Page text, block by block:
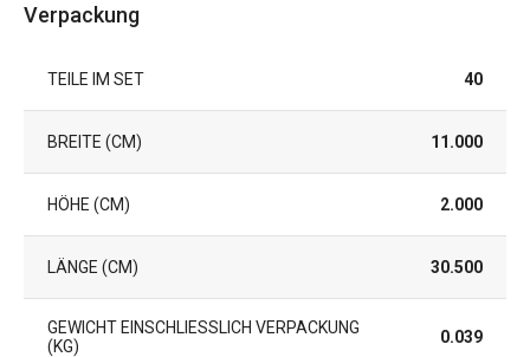
Verpackung
TEILE IM SET 40
BREITE (CM) 11.000
HÖHE (CM) 2.000
LÄNGE (CM) 30.500
GEWICHT EINSCHLIESSLICH VERPACKUNG (
KG)
0.039